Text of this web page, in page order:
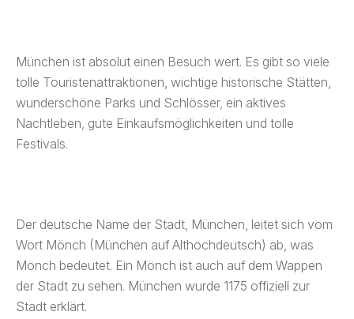
München ist absolut einen Besuch wert. Es gibt so viele
tolle Touristenattraktionen, wichtige historische Stätten,
wunderschöne Parks und Schlösser, ein aktives
Nachtleben, gute Einkaufsmöglichkeiten und tolle
Festivals.
Der deutsche Name der Stadt, München, leitet sich vom
Wort Mönch (München auf Althochdeutsch) ab, was
Mönch bedeutet. Ein Mönch ist auch auf dem Wappen
der Stadt zu sehen. München wurde 1175 offiziell zur
Stadt erklärt.